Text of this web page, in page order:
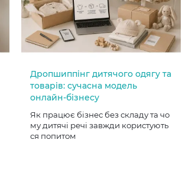
Дропшиппінг дитячого одягу та
товарів: сучасна модель
онлайн-бізнесу
Як працює бізнес без складу та чо
му дитячі речі завжди користують
ся попитом